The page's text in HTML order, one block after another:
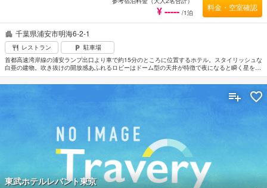
千葉県浦安市明海6-2-1
レストラン
駐車場
首都高速湾岸線の浦安ランプ出口より車で約15分のところに位置するホテル。スタイリッシュな
白亜の建物。吹き抜けの開放感あふれるロビーはドーム型の天井が特徴で夜になると瞬く星をイ
メージした美しい演出がほどこされ幻想的。客室は気軽に泊まれるスタンダードタイプから家族
連れやカップル向けまでライフスタイルに合わせて多彩な種類を用意している。最上階にある展
望台浴場で目の前に広がる壮大な海と公園の緑を眺めながらリラックスするのもよい。東京ディ
ズニーリゾートまで車で約15分。羽田空港から車で約1時間10分。
¥ ----- /1泊
料金・空室確認
東武ホテルレバント東京